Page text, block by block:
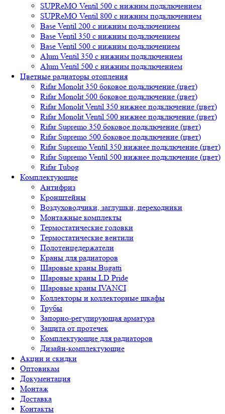
SUPReMO Ventil 500 с нижним подключением
SUPReMO Ventil 800 с нижним подключением
Base Ventil 200 с нижним подключением
Base Ventil 350 с нижним подключением
Base Ventil 500 с нижним подключением
Alum Ventil 350 с нижним подключением
Alum Ventil 500 с нижним подключением
Цветные радиаторы отопления
Rifar Monolit 350 боковое подключение (цвет)
Rifar Monolit 500 боковое подключение (цвет)
Rifar Monolit Ventil 350 нижнее подключение (цвет)
Rifar Monolit Ventil 500 нижнее подключение (цвет)
Rifar Supremo 350 боковое подключение (цвет)
Rifar Supremo 500 боковое подключение (цвет)
Rifar Supremo Ventil 350 нижнее подключение (цвет)
Rifar Supremo Ventil 500 нижнее подключение (цвет)
Rifar Tubog
Комплектующие
Антифриз
Кронштейны
Воздуховодчики, заглушки, переходники
Монтажные комплекты
Термостатические головки
Термостатические вентили
Полотенцедержатели
Краны для радиаторов
Шаровые краны Bugatti
Шаровые краны LD Pride
Шаровые краны IVANCI
Коллекторы и коллекторные шкафы
Трубы
Запорно-регулирующая арматура
Защита от протечек
Комплектующие для радиаторов
Дизайн-комплектующие
Акции и скидки
Оптовикам
Документация
Монтаж
Доставка
Контакты